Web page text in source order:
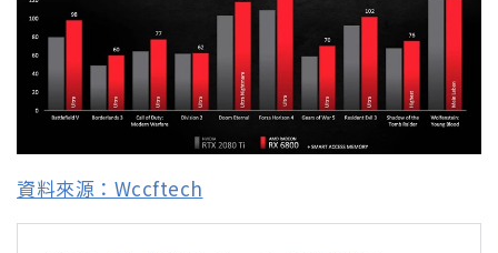
資料來源：Wccftech